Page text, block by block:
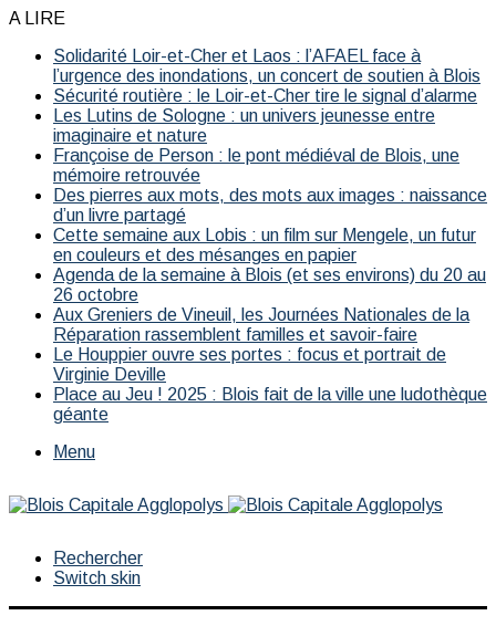
A LIRE
Solidarité Loir-et-Cher et Laos : l’AFAEL face à
l’urgence des inondations, un concert de soutien à Blois
Sécurité routière : le Loir-et-Cher tire le signal d’alarme
Les Lutins de Sologne : un univers jeunesse entre
imaginaire et nature
Françoise de Person : le pont médiéval de Blois, une
mémoire retrouvée
Des pierres aux mots, des mots aux images : naissance
d’un livre partagé
Cette semaine aux Lobis : un film sur Mengele, un futur
en couleurs et des mésanges en papier
Agenda de la semaine à Blois (et ses environs) du 20 au
26 octobre
Aux Greniers de Vineuil, les Journées Nationales de la
Réparation rassemblent familles et savoir-faire
Le Houppier ouvre ses portes : focus et portrait de
Virginie Deville
Place au Jeu ! 2025 : Blois fait de la ville une ludothèque
géante
Menu
Rechercher
Switch skin